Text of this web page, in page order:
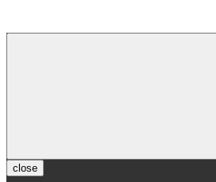
close